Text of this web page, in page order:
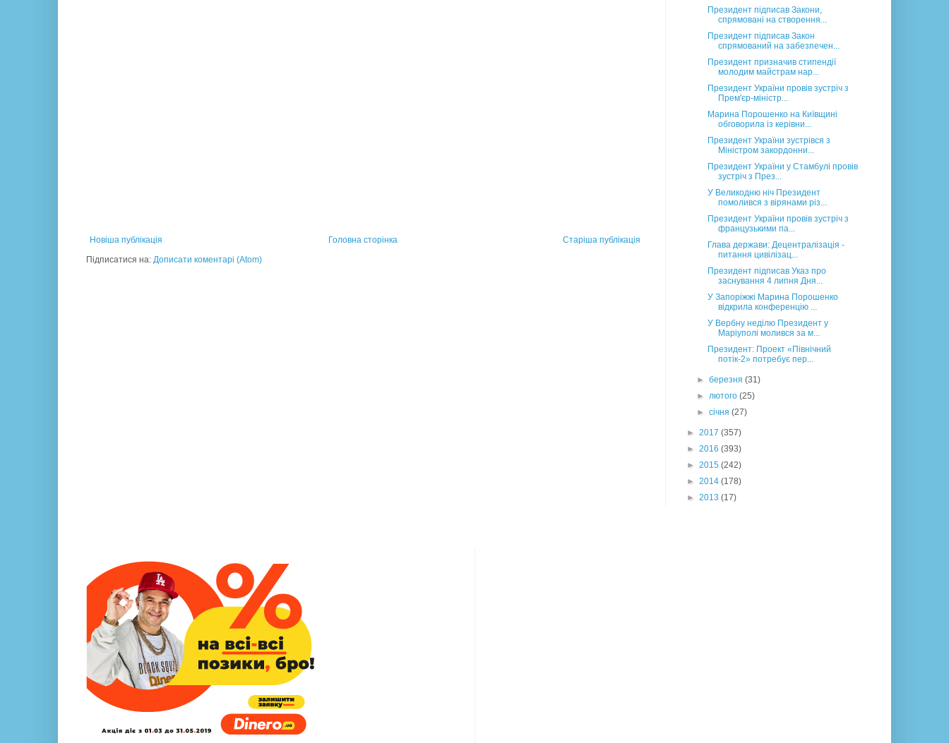
Новіша публікація Старіша публікація
Головна сторінка
Підписатися на: Дописати коментарі (Atom)
Президент підписав Закони,
спрямовані на створення...
Президент підписав Закон
спрямований на забезпечен...
Президент призначив стипендії
молодим майстрам нар...
Президент України провів зустріч з
Прем'єр-міністр...
Марина Порошенко на Київщині
обговорила із керівни...
Президент України зустрівся з
Міністром закордонни...
Президент України у Стамбулі провів
зустріч з През...
У Великодню ніч Президент
помолився з вірянами різ...
Президент України провів зустріч з
французькими па...
Глава держави: Децентралізація -
питання цивілізац...
Президент підписав Указ про
заснування 4 липня Дня...
У Запоріжжі Марина Порошенко
відкрила конференцію ...
У Вербну неділю Президент у
Маріуполі молився за м...
Президент: Проект «Північний
потік-2» потребує пер...
►березня(31)
►лютого(25)
►січня(27)
► 2017 (357)
► 2016 (393)
► 2015 (242)
► 2014 (178)
► 2013 (17)